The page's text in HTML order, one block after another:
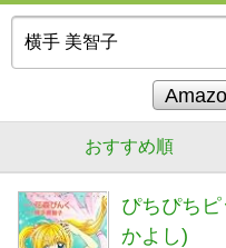
おすすめ順
ぴちぴち
かよし)